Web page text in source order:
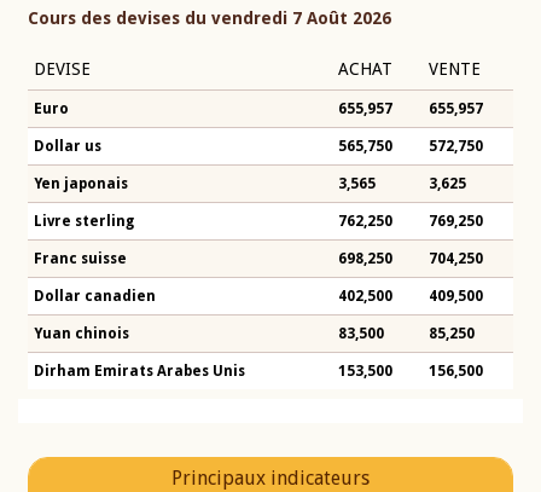
Cours des devises du vendredi 7 Août 2026
DEVISE ACHAT VENTE
Euro 655,957 655,957
Dollar us 565,750 572,750
Yen japonais 3,565 3,625
Livre sterling 762,250 769,250
Franc suisse 698,250 704,250
Dollar canadien 402,500 409,500
Yuan chinois 83,500 85,250
Dirham Emirats Arabes Unis 153,500 156,500
Principaux indicateurs